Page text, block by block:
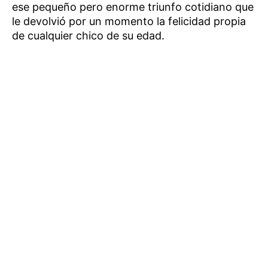
ese pequeño pero enorme triunfo cotidiano que
le devolvió por un momento la felicidad propia
de cualquier chico de su edad.